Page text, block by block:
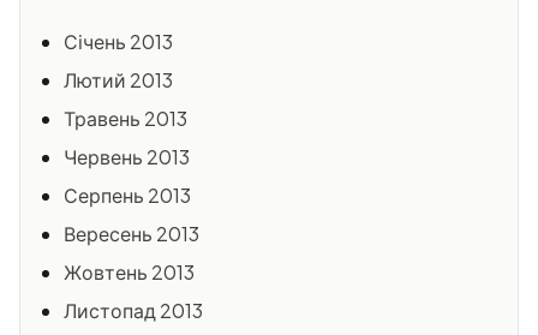
Січень 2013
Лютий 2013
Травень 2013
Червень 2013
Серпень 2013
Вересень 2013
Жовтень 2013
Листопад 2013